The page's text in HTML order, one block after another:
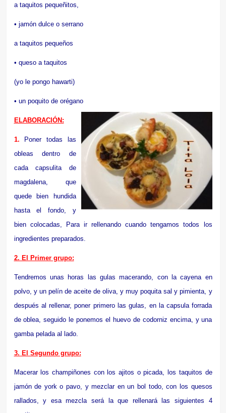
a taquitos pequeñitos,
• jamón dulce o serrano
a taquitos pequeños
• queso a taquitos
(yo le pongo hawarti)
• un poquito de orégano
ELABORACIÓN:
1. Poner todas las
obleas dentro de
cada capsulita de
magdalena, que
quede bien hundida
hasta el fondo, y
bien colocadas, Para ir rellenando cuando tengamos todos los
ingredientes preparados.
2. El Primer grupo:
Tendremos unas horas las gulas macerando, con la cayena en
polvo, y un pelín de aceite de oliva, y muy poquita sal y pimienta, y
después al rellenar, poner primero las gulas, en la capsula forrada
de oblea, seguido le ponemos el huevo de codorniz encima, y una
gamba pelada al lado.
3. El Segundo grupo:
Macerar los champiñones con los ajitos o picada, los taquitos de
jamón de york o pavo, y mezclar en un bol todo, con los quesos
rallados, y esa mezcla será la que rellenará las siguientes 4